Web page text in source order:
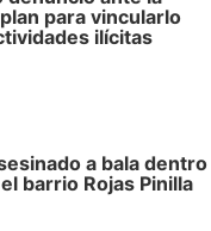
para vincularlo
ilícitas
a bala dentro
barrio Rojas Pinilla